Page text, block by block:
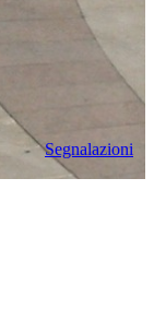
Segnalazioni